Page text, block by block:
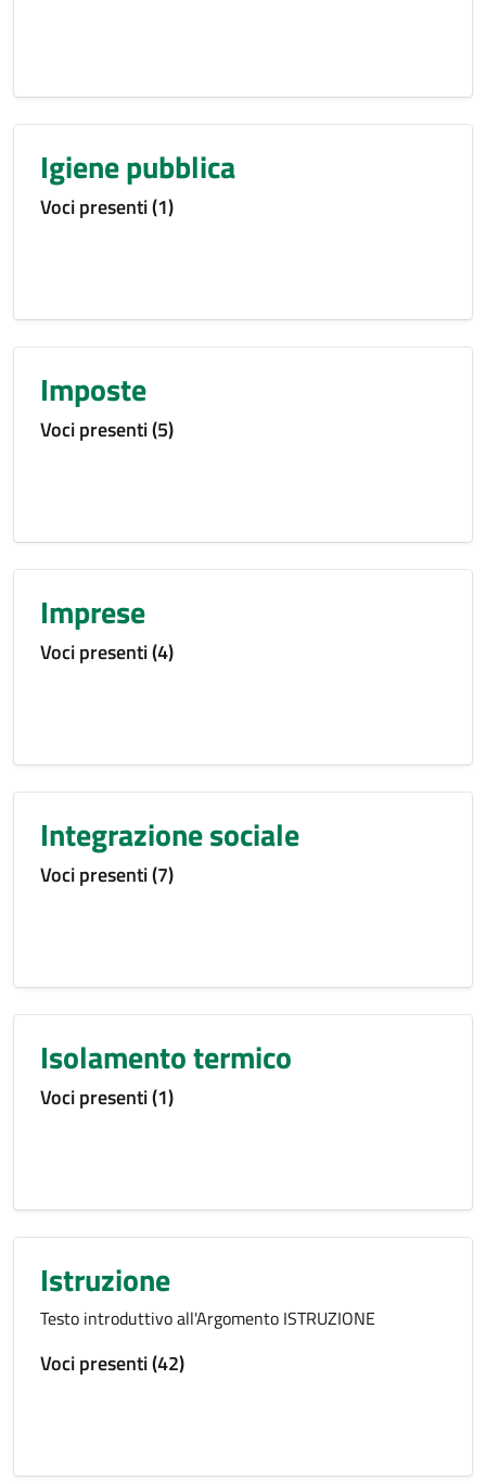
Igiene pubblica
Voci presenti (1)
Imposte
Voci presenti (5)
Imprese
Voci presenti (4)
Integrazione sociale
Voci presenti (7)
Isolamento termico
Voci presenti (1)
Istruzione
Testo introduttivo all'Argomento ISTRUZIONE
Voci presenti (42)